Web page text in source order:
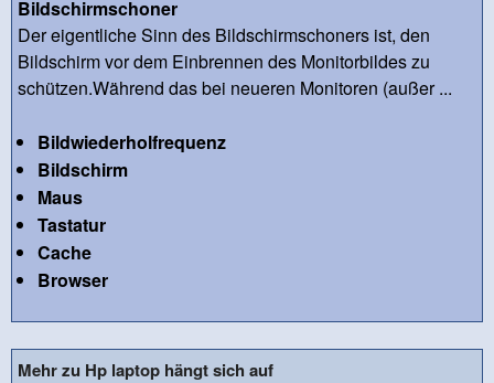
Bildschirmschoner
Der eigentliche Sinn des Bildschirmschoners ist, den
Bildschirm vor dem Einbrennen des Monitorbildes zu
schützen.Während das bei neueren Monitoren (außer ...
Bildwiederholfrequenz
Bildschirm
Maus
Tastatur
Cache
Browser
Mehr zu Hp laptop hängt sich auf